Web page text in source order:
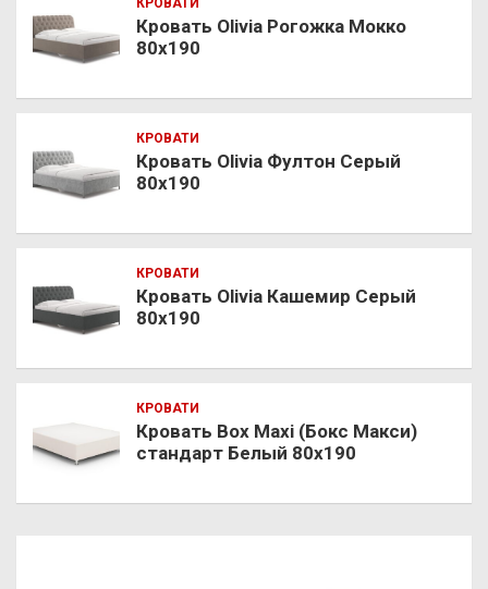
КРОВАТИ
Кровать Olivia Рогожка Мокко
80х190
КРОВАТИ
Кровать Olivia Фултон Серый
80х190
КРОВАТИ
Кровать Olivia Кашемир Серый
80х190
КРОВАТИ
Кровать Box Maxi (Бокс Макси)
стандарт Белый 80х190